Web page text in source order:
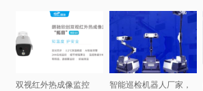
双视红外热成像监控
智能巡检机器人厂家，